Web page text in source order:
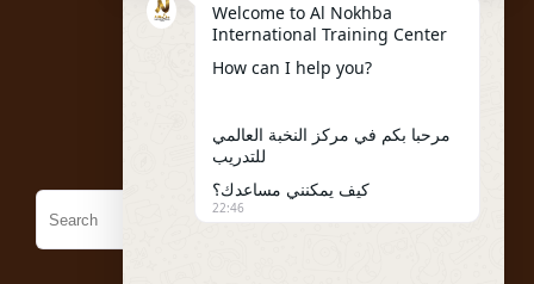
Student Registration
My account
Welcome to Al Nokhba
International Training Center
How can I help you?
مرحبا بكم في مركز النخبة العالمي
للتدريب
كيف يمكنني مساعدك؟
22:46